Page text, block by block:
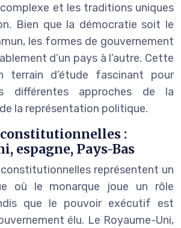
et les traditions uniques
Bien que la démocratie soit le
les formes de gouvernement
d’un pays à l’autre. Cette
terrain d’étude fascinant pour
différentes approches de la
la représentation politique.
:
espagne, Pays-Bas
représentent un
où le monarque joue un rôle
que le pouvoir exécutif est
élu. Le Royaume-Uni,